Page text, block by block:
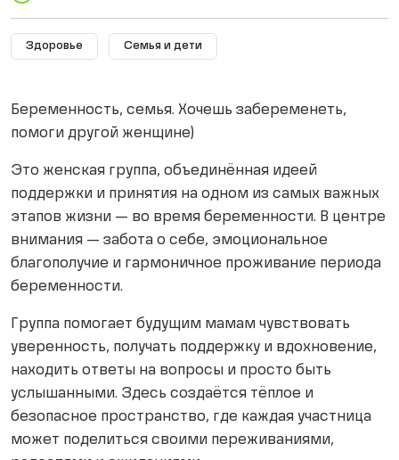
Здоровье Семья и дети
Беременность, семья. Хочешь забеременеть,
помоги другой женщине)
Это женская группа, объединённая идеей
поддержки и принятия на одном из самых важных
этапов жизни — во время беременности. В центре
внимания — забота о себе, эмоциональное
благополучие и гармоничное проживание периода
беременности.
Группа помогает будущим мамам чувствовать
уверенность, получать поддержку и вдохновение,
находить ответы на вопросы и просто быть
услышанными. Здесь создаётся тёплое и
безопасное пространство, где каждая участница
может поделиться своими переживаниями,